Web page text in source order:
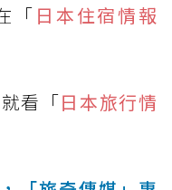
「 日本住宿情報
看「日本旅行情